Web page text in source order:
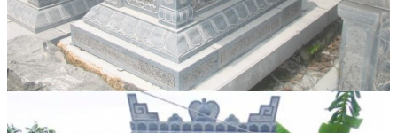
Đá Ốp Mộ
Đá Ốp Cột
Đá Ốp Thang Máy